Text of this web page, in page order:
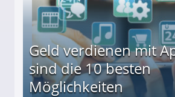
Geld verdienen mit
sind die 10 besten
Möglichkeiten